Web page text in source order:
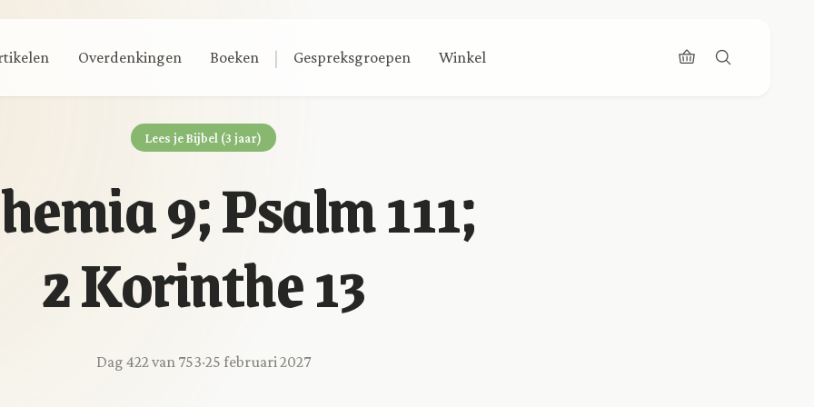
Overdenkingen Boeken | Gespreksgroepen Winkel
Lees je Bijbel (3 jaar)
9; Psalm 111;
2 Korinthe 13
Dag 422 van 753·25 februari 2027